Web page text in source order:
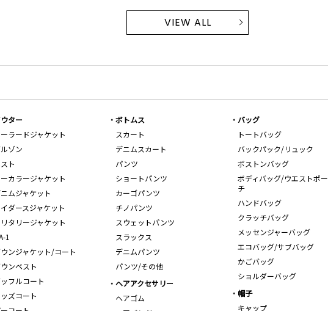
VIEW ALL
ター
ラードジャケット
ゾン
ト
ーカラージャケット
ムジャケット
ダースジャケット
タリージャケット
1
ンジャケット/コート
ンベスト
フルコート
ズコート
ボトムス
スカート
デニムスカート
パンツ
ショートパンツ
カーゴパンツ
チノパンツ
スウェットパンツ
スラックス
デニムパンツ
パンツ/その他
バッグ
トートバッグ
バックパック/リュック
ボストンバッグ
ボディバッグ/ウエストポー
チ
ハンドバッグ
クラッチバッグ
メッセンジャーバッグ
エコバッグ/サブバッグ
かごバッグ
ショルダーバッグ
ヘアアクセサリー
ヘアゴム
帽子
キャップ